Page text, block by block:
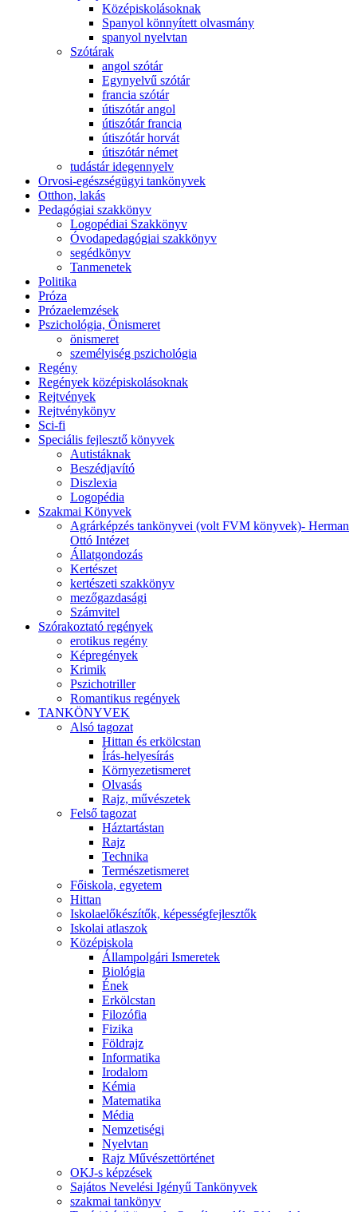
Középiskolásoknak
Spanyol könnyített olvasmány
spanyol nyelvtan
Szótárak
angol szótár
Egynyelvű szótár
francia szótár
útiszótár angol
útiszótár francia
útiszótár horvát
útiszótár német
tudástár idegennyelv
Orvosi-egészségügyi tankönyvek
Otthon, lakás
Pedagógiai szakkönyv
Logopédiai Szakkönyv
Óvodapedagógiai szakkönyv
segédkönyv
Tanmenetek
Politika
Próza
Prózaelemzések
Pszichológia, Önismeret
önismeret
személyiség pszichológia
Regény
Regények középiskolásoknak
Rejtvények
Rejtvénykönyv
Sci-fi
Speciális fejlesztő könyvek
Autistáknak
Beszédjavító
Diszlexia
Logopédia
Szakmai Könyvek
Agrárképzés tankönyvei (volt FVM könyvek)- Herman
Ottó Intézet
Állatgondozás
Kertészet
kertészeti szakkönyv
mezőgazdasági
Számvitel
Szórakoztató regények
erotikus regény
Képregények
Krimik
Pszichotriller
Romantikus regények
TANKÖNYVEK
Alsó tagozat
Hittan és erkölcstan
Írás-helyesírás
Környezetismeret
Olvasás
Rajz, művészetek
Felső tagozat
Háztartástan
Rajz
Technika
Természetismeret
Főiskola, egyetem
Hittan
Iskolaelőkészítők, képességfejlesztők
Iskolai atlaszok
Középiskola
Állampolgári Ismeretek
Biológia
Ének
Erkölcstan
Filozófia
Fizika
Földrajz
Informatika
Irodalom
Kémia
Matematika
Média
Nemzetiségi
Nyelvtan
Rajz Művészettörténet
OKJ-s képzések
Sajátos Nevelési Igényű Tankönyvek
szakmai tankönyv